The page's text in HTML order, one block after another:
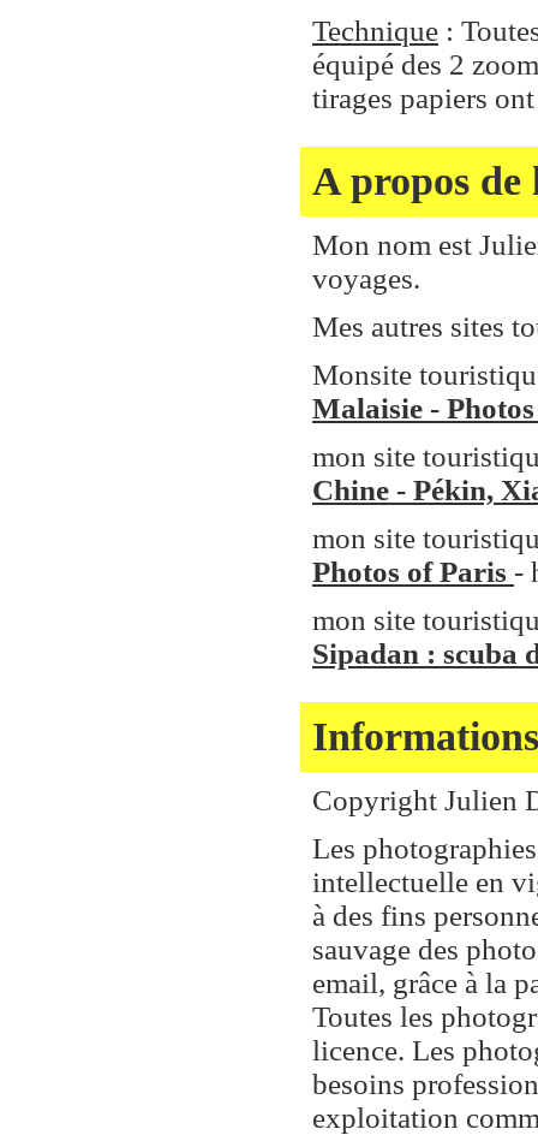
Technique :
équipé des 2
tirages papiers
A propos de
Mon nom est
voyages.
Mes autres sites
Monsite
Malaisie -
mon site
Chine - Pékin,
mon site
Photos of Paris -
mon site
Sipadan : scuba
Copyright Julien
Les
intellectuelle en
à des fins
sauvage des
email, grâce à la
Toutes les
licence. Les
besoins
exploitation